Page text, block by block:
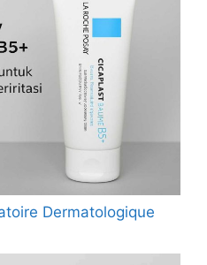
Dermatologique